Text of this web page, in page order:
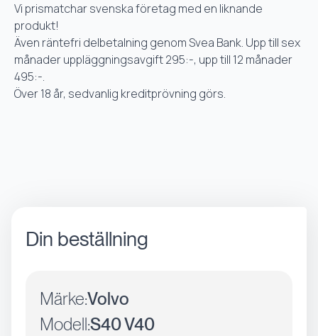
Vi prismatchar svenska företag med en liknande
produkt!
Även räntefri delbetalning genom Svea Bank. Upp till sex
månader uppläggningsavgift 295:-, upp till 12 månader
495:-.
Över 18 år, sedvanlig kreditprövning görs.
Din beställning
Märke:Volvo
Modell:S40 V40